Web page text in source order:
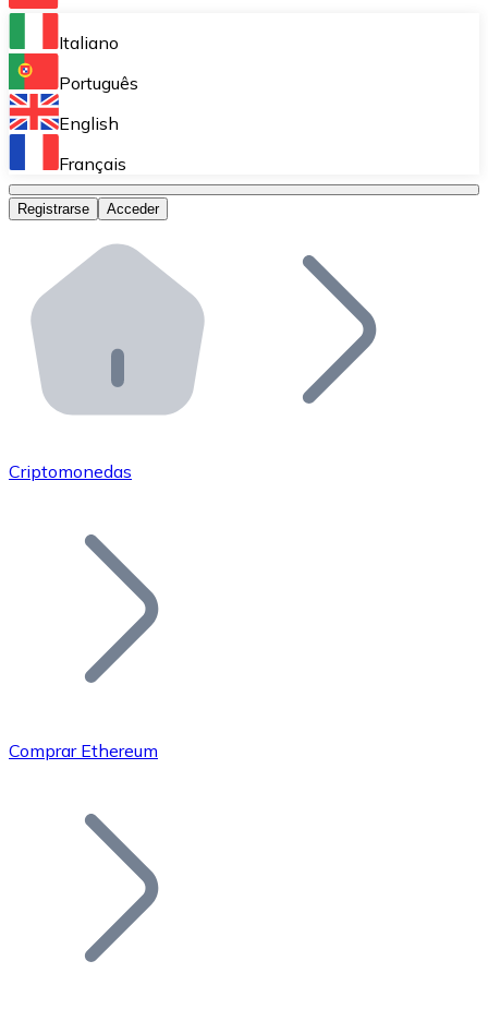
Bitnovo Ramp
Integra nuestra solución en tu plataforma.
Bitnovo Giftcards
Bitnovo OTC
Bitnovo ATM
Integra un ATM Bitnovo en tu negocio y permite que
Bitnovo API
Integra nuestra API en tu ecosistema.
Únete a nuestra red de distribuidores.
Añade tu proyecto a nuestro ecosistema.
Bitcoin
Italiano
Português
English
Français
Registrarse Acceder
Criptomonedas
Comprar Ethereum